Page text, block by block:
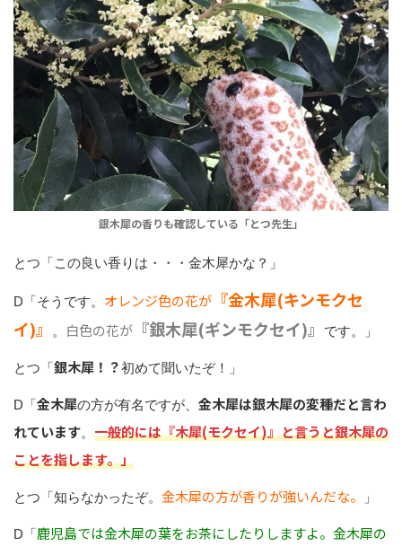
銀木犀の香りも確認している「とつ先生」
とつ「この良い香りは・・・金木犀かな？」
D「そうです。 オレンジ色の花が 『金木犀(キンモクセ
イ)』
。 白色の花が 『銀木犀(ギンモクセイ)』 です。」
とつ「銀木犀！？初めて聞いたぞ！」
D「金木犀の方が有名ですが、 金木犀は銀木犀の変種だと言わ
れています。 一般的には『木犀(モクセイ)』と言うと銀木犀の
ことを指します。」
とつ「知らなかったぞ。 金木犀の方が香りが強いんだな。 」
D「鹿児島では金木犀の葉をお茶にしたりしますよ。金木犀の